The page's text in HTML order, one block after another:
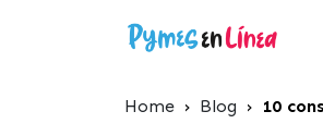
Home › Blog › 10